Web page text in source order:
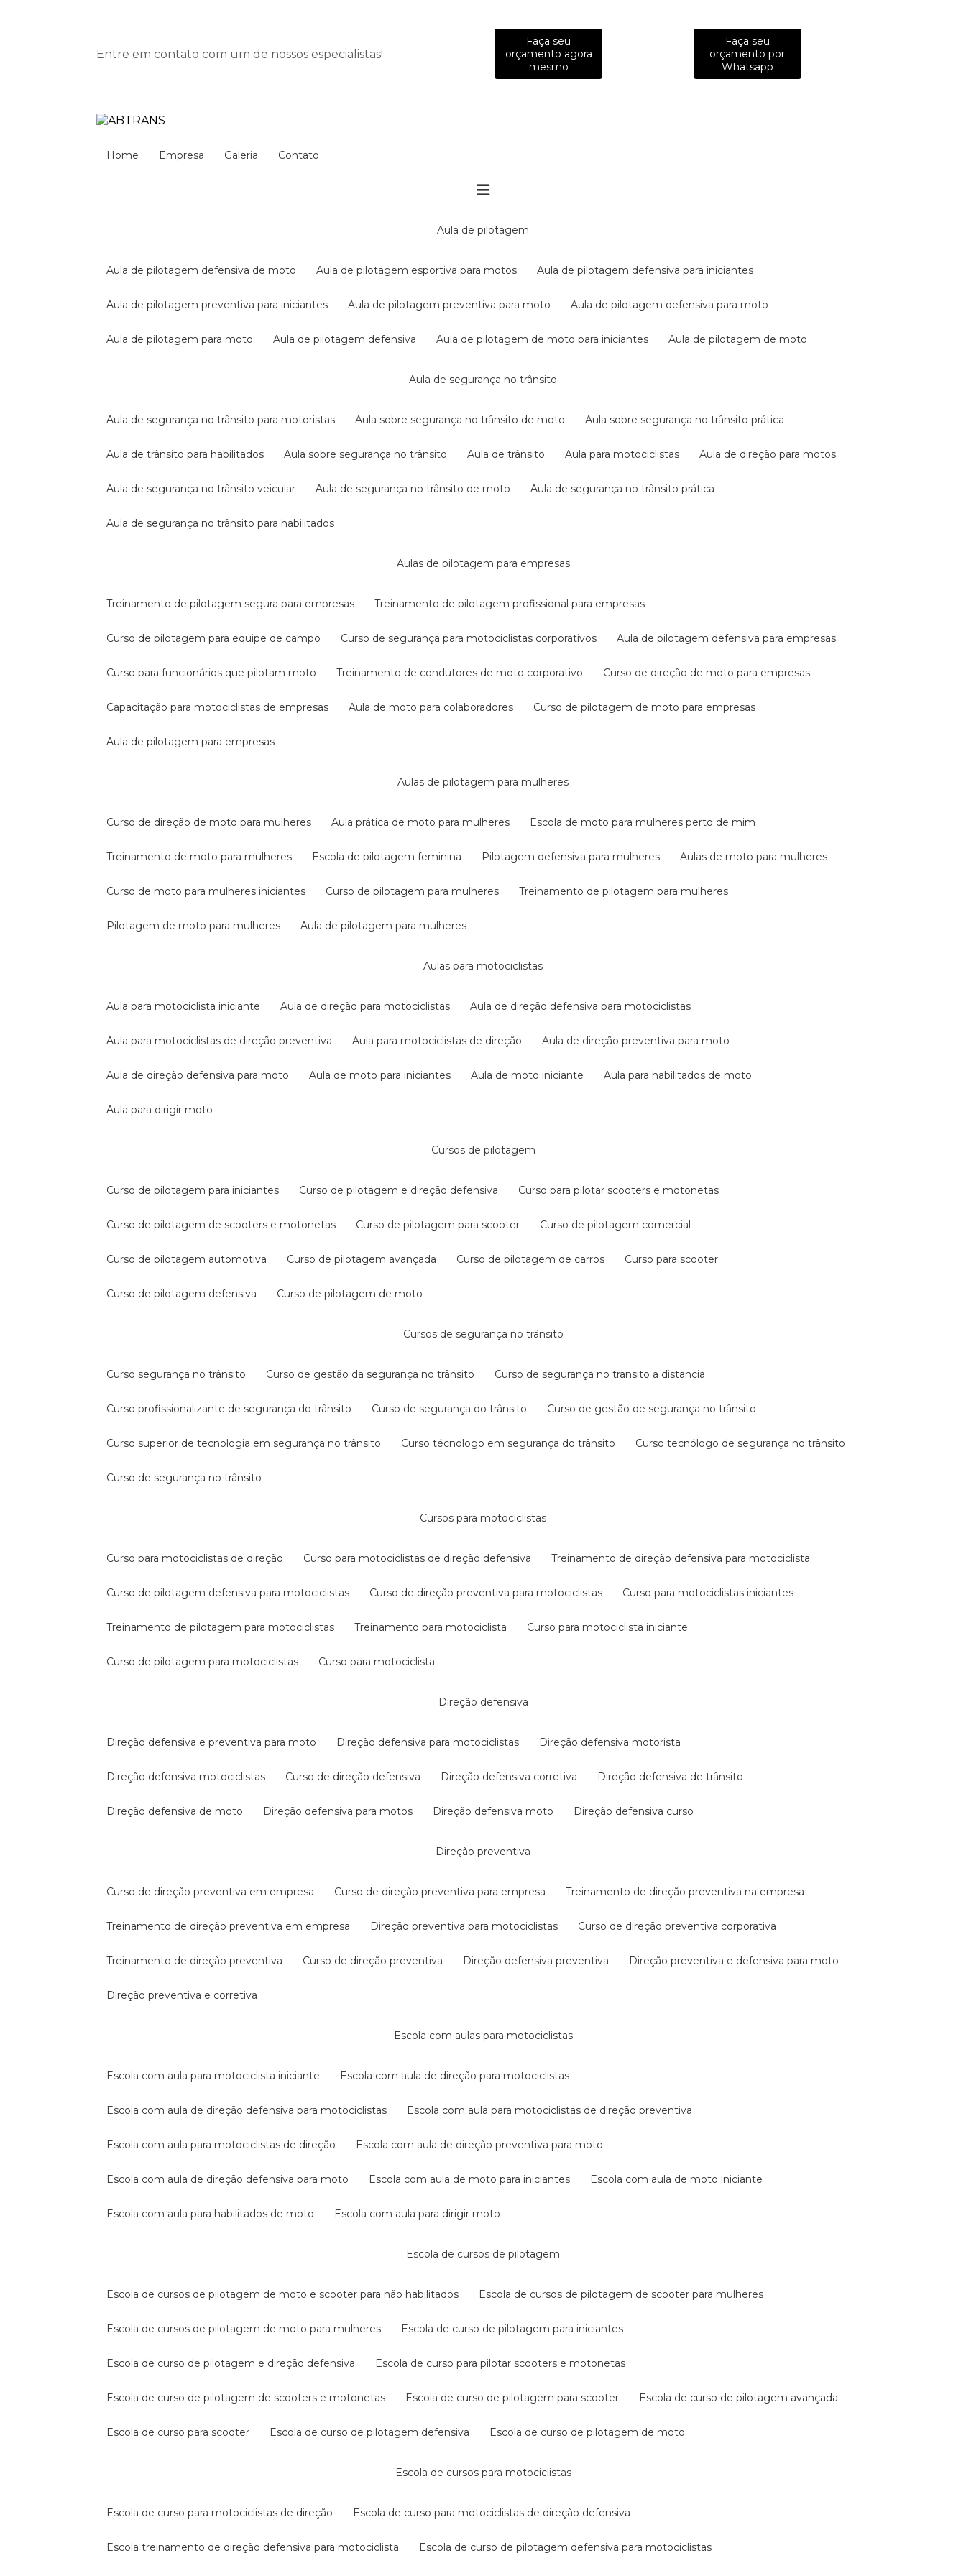
Entre em contato com um de nossos especialistas!
Faça seu
orçamento agora
mesmo
Faça seu
orçamento por
Whatsapp
Home Empresa Galeria Contato
aula de pilotagem
aula de pilotagem defensiva de moto aula de pilotagem esportiva para motos aula de pilotagem defensiva para iniciantes
aula de pilotagem preventiva para iniciantes aula de pilotagem preventiva para moto aula de pilotagem defensiva para moto
aula de pilotagem para moto aula de pilotagem defensiva aula de pilotagem de moto para iniciantes aula de pilotagem de moto
aula de segurança no trânsito
aula de segurança no trânsito para motoristas aula sobre segurança no trânsito de moto aula sobre segurança no trânsito prática
aula de trânsito para habilitados aula sobre segurança no trânsito aula de trânsito aula para motociclistas aula de direção para motos
aula de segurança no trânsito veicular aula de segurança no trânsito de moto aula de segurança no trânsito prática
aula de segurança no trânsito para habilitados
aulas de pilotagem para empresas
treinamento de pilotagem segura para empresas treinamento de pilotagem profissional para empresas
curso de pilotagem para equipe de campo curso de segurança para motociclistas corporativos aula de pilotagem defensiva para empresas
curso para funcionários que pilotam moto treinamento de condutores de moto corporativo curso de direção de moto para empresas
capacitação para motociclistas de empresas aula de moto para colaboradores curso de pilotagem de moto para empresas
aula de pilotagem para empresas
aulas de pilotagem para mulheres
curso de direção de moto para mulheres aula prática de moto para mulheres escola de moto para mulheres perto de mim
treinamento de moto para mulheres escola de pilotagem feminina pilotagem defensiva para mulheres aulas de moto para mulheres
curso de moto para mulheres iniciantes curso de pilotagem para mulheres treinamento de pilotagem para mulheres
pilotagem de moto para mulheres aula de pilotagem para mulheres
aulas para motociclistas
aula para motociclista iniciante aula de direção para motociclistas aula de direção defensiva para motociclistas
aula para motociclistas de direção preventiva aula para motociclistas de direção aula de direção preventiva para moto
aula de direção defensiva para moto aula de moto para iniciantes aula de moto iniciante aula para habilitados de moto
aula para dirigir moto
cursos de pilotagem
curso de pilotagem para iniciantes curso de pilotagem e direção defensiva curso para pilotar scooters e motonetas
curso de pilotagem de scooters e motonetas curso de pilotagem para scooter curso de pilotagem comercial
curso de pilotagem automotiva curso de pilotagem avançada curso de pilotagem de carros curso para scooter
curso de pilotagem defensiva curso de pilotagem de moto
cursos de segurança no trânsito
curso segurança no trânsito curso de gestão da segurança no trânsito curso de segurança no transito a distancia
curso profissionalizante de segurança do trânsito curso de segurança do trânsito curso de gestão de segurança no trânsito
curso superior de tecnologia em segurança no trânsito curso técnologo em segurança do trânsito curso tecnólogo de segurança no trânsito
curso de segurança no trânsito
cursos para motociclistas
curso para motociclistas de direção curso para motociclistas de direção defensiva treinamento de direção defensiva para motociclista
curso de pilotagem defensiva para motociclistas curso de direção preventiva para motociclistas curso para motociclistas iniciantes
treinamento de pilotagem para motociclistas treinamento para motociclista curso para motociclista iniciante
curso de pilotagem para motociclistas curso para motociclista
direção defensiva
direção defensiva e preventiva para moto direção defensiva para motociclistas direção defensiva motorista
direção defensiva motociclistas curso de direção defensiva direção defensiva corretiva direção defensiva de trânsito
direção defensiva de moto direção defensiva para motos direção defensiva moto direção defensiva curso
direção preventiva
curso de direção preventiva em empresa curso de direção preventiva para empresa treinamento de direção preventiva na empresa
treinamento de direção preventiva em empresa direção preventiva para motociclistas curso de direção preventiva corporativa
treinamento de direção preventiva curso de direção preventiva direção defensiva preventiva direção preventiva e defensiva para moto
direção preventiva e corretiva
escola com aulas para motociclistas
escola com aula para motociclista iniciante escola com aula de direção para motociclistas
escola com aula de direção defensiva para motociclistas escola com aula para motociclistas de direção preventiva
escola com aula para motociclistas de direção escola com aula de direção preventiva para moto
escola com aula de direção defensiva para moto escola com aula de moto para iniciantes escola com aula de moto iniciante
escola com aula para habilitados de moto escola com aula para dirigir moto
escola de cursos de pilotagem
escola de cursos de pilotagem de moto e scooter para não habilitados escola de cursos de pilotagem de scooter para mulheres
escola de cursos de pilotagem de moto para mulheres escola de curso de pilotagem para iniciantes
escola de curso de pilotagem e direção defensiva escola de curso para pilotar scooters e motonetas
escola de curso de pilotagem de scooters e motonetas escola de curso de pilotagem para scooter escola de curso de pilotagem avançada
escola de curso para scooter escola de curso de pilotagem defensiva escola de curso de pilotagem de moto
escola de cursos para motociclistas
escola de curso para motociclistas de direção escola de curso para motociclistas de direção defensiva
escola treinamento de direção defensiva para motociclista escola de curso de pilotagem defensiva para motociclistas